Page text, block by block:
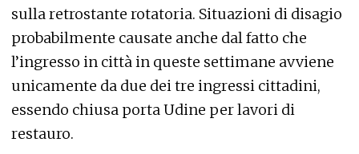
sulla retrostante rotatoria. Situazioni di disagio
probabilmente causate anche dal fatto che
l’ingresso in città in queste settimane avviene
unicamente da due dei tre ingressi cittadini,
essendo chiusa porta Udine per lavori di
restauro.